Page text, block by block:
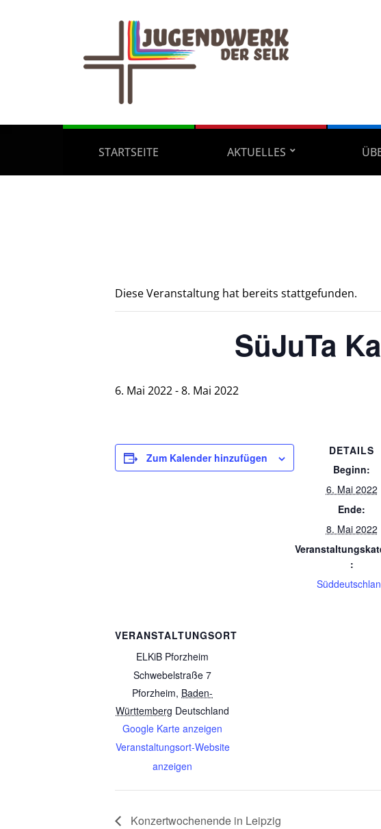
STARTSEITE AKTUELLES
Diese Veranstaltung hat bereits stattgefunden.
SüJuTa
6. Mai 2022-8. Mai 2022
Zum Kalender hinzufügen
DETAILS
Beginn:
6. Mai 2022
Ende:
8. Mai 2022
:
VERANSTALTUNGSORT
ELKiB Pforzheim
Schwebelstraße 7
Pforzheim, Baden-
Württemberg Deutschland
Google Karte anzeigen
Veranstaltungsort-Website
anzeigen
Konzertwochenende in Leipzig